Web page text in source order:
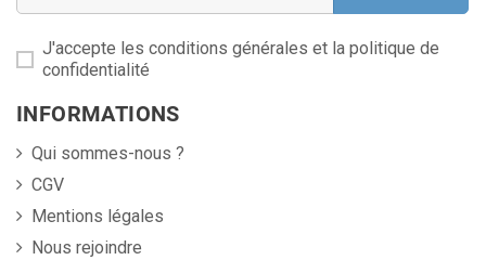
J'accepte les conditions générales et la politique de
confidentialité
INFORMATIONS
Qui sommes-nous ?
CGV
Mentions légales
Nous rejoindre